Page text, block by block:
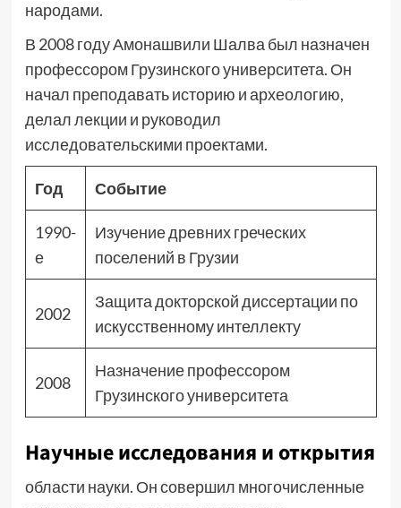
народами.
В 2008 году Амонашвили Шалва был назначен
профессором Грузинского университета. Он
начал преподавать историю и археологию,
делал лекции и руководил
исследовательскими проектами.
Год Событие
1990-
е
Изучение древних греческих
поселений в Грузии
2002
Защита докторской диссертации по
искусственному интеллекту
2008
Назначение профессором
Грузинского университета
Научные исследования и открытия
области науки. Он совершил многочисленные